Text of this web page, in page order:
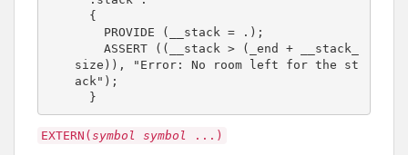
size)), "Error: No room left for the st
ack");
  }
EXTERN( symbol symbol ...)